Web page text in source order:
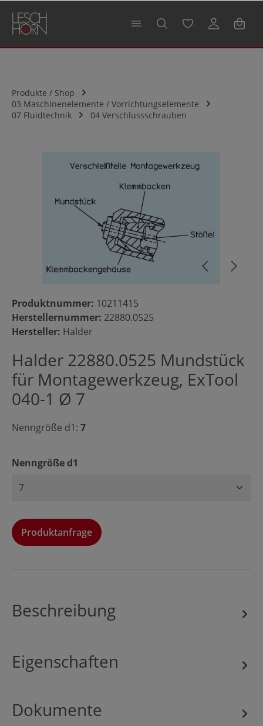
springen
Produkte / Shop
03 Maschinenelemente / Vorrichtungselemente
07 Fluidtechnik
04 Verschlussschrauben
Produktnummer: 10211415
Herstellernummer: 22880.0525
Hersteller: Halder
Halder 22880.0525 Mundstück
für Montagewerkzeug, ExTool
040-1 Ø 7
Nenngröße d1: 7
Nenngröße d1
Produktanfrage
Beschreibung
Eigenschaften
Dokumente